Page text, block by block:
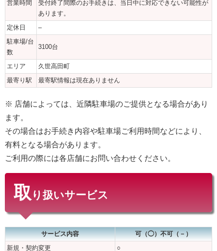
営業時間
受付終了間際のお手続きは、当日中に対応できない可能性が
あります。
定休日
–
駐車場/台
数
3100台
エリア
久世高田町
最寄り駅
最寄駅情報は現在ありません
※ 店舗によっては、近隣駐車場のご提供となる場合があり
ます。
その場合はお手続き内容や駐車場ご利用時間などにより、
有料となる場合があります。
ご利用の際には各店舗にお問い合わせください。
取り扱いサービス
サービス内容
可（◯）不可（－）
新規・契約変更
○